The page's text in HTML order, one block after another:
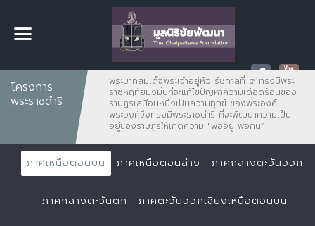
โครงการ
พระราชดำริ
พระบาทสมเด็จพระเจ้าอยู่หัว รัชกาลที่ ๙ ทรงมีพระ
ราชหฤทัยมุ่งมั่นที่จะแก้ไขปัญหาความเดือดร้อนของ
ราษฏรเสมือนหนึ่งเป็นความทุกข์ ของพระองค์
พระองค์จึงทรงมีพระราชดำริ ที่จะพัฒนาความเป็น
อยู่ของราษฎรให้เกิดความ "พออยู่ พอกิน”
ภาคเหนือตอนบน ภาคเหนือตอนล่าง ภาคกลางตะวันออก
ภาคกลางตะวันตก ภาคตะวันออกเฉียงเหนือตอนบน